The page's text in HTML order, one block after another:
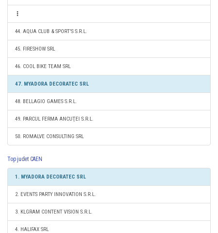
44. AQUA CLUB & SPORT'S S.R.L.
45. FIRESHOW SRL
46. COOL BIKE TEAM SRL
47. MYADORA DECORATEC SRL
48. BELLAGIO GAMES S.R.L.
49. PARCUL FERMA ANCUŢEI S.R.L.
50. ROMALVE CONSULTING SRL
Top judet CAEN
1. MYADORA DECORATEC SRL
2. EVENTS PARTY INNOVATION S.R.L.
3. KLGRAM CONTENT VISION S.R.L.
4. HALIFAX SRL